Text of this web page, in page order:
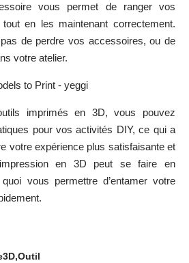
vous permet de ranger vos
en les maintenant correctement.
de perdre vos accessoires, ou de
votre atelier.
imprimés en 3D, vous pouvez
pour vos activités DIY, ce qui a
votre expérience plus satisfaisante et
en 3D peut se faire en
vous permettre d’entamer votre
Outil